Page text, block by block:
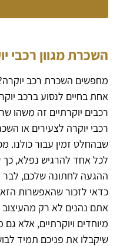
השכרת מגוון רכבי
מחפשים השכרת רכב
אחת בחיים לנסוע ברכב
רכבים יוקרתיים זה משהו
רכבי יוקרה לצעירים או
שבהחלט זמין עבור כולנו.
לכל אחד להרגיש נפלא, כך
ההגעה לחתונה שלכם, לבר
כדאי לזכור שהאפשרות
אתם נהנים לא רק
מיוחדים ויוקרתיים, אלא
שיקבלו את פניכם תמיד